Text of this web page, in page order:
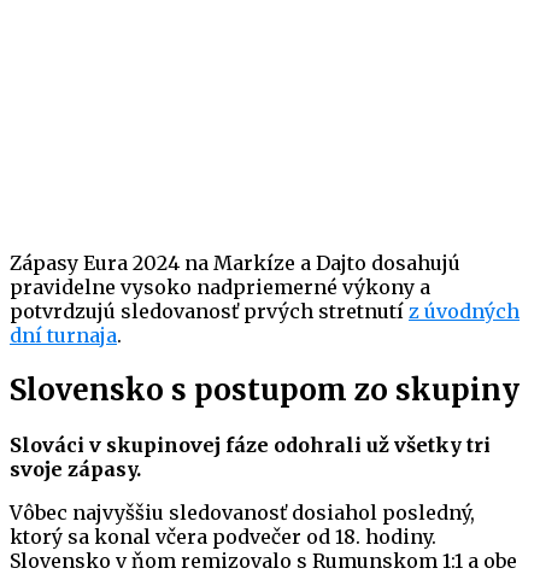
Zápasy Eura 2024 na Markíze a Dajto dosahujú
pravidelne vysoko nadpriemerné výkony a
potvrdzujú sledovanosť prvých stretnutí z úvodných
dní turnaja.
Slovensko s postupom zo skupiny
Slováci v skupinovej fáze odohrali už všetky tri
svoje zápasy.
Vôbec najvyššiu sledovanosť dosiahol posledný,
ktorý sa konal včera podvečer od 18. hodiny.
Slovensko v ňom remizovalo s Rumunskom 1:1 a obe